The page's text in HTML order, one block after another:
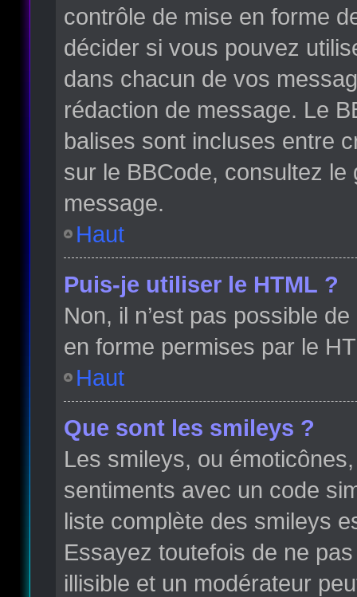
contrôle de mise en forme
décider si vous pouvez
dans chacun de vos
rédaction de message. Le
balises sont incluses entre
sur le BBCode, consultez
message.
Haut
Puis-je utiliser le HTML ?
Non, il n’est pas possible
en forme permises par le
Haut
Que sont les smileys ?
Les smileys, ou
sentiments avec un code
liste complète des smileys
Essayez toutefois de ne
illisible et un modérateur